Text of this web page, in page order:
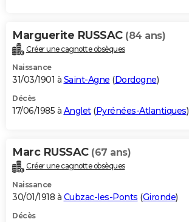
Marguerite RUSSAC (84 ans)
Créer une cagnotte obsèques
Naissance
31/03/1901 à Saint-Agne (Dordogne)
Décès
17/06/1985 à Anglet(Pyrénées-Atlantiques)
Marc RUSSAC (67 ans)
Créer une cagnotte obsèques
Naissance
30/01/1918 à Cubzac-les-Ponts (Gironde)
Décès